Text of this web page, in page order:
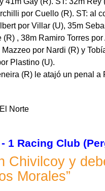
por Cuello (R). ST: al
por Villar (U), 35m
, 38m Ramiro Torres
por Nardi (R) y
Plastino (U).
(R) le atajó un penal a
Norte
- 1 Racing Club
Chivilcoy y
Morales”